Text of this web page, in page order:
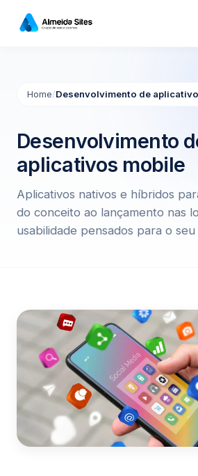
Home/Desenvolvimento de
Desenvolvimento
aplicativos mobile
Aplicativos nativos e híbridos
do conceito ao lançamento nas
usabilidade pensados para o